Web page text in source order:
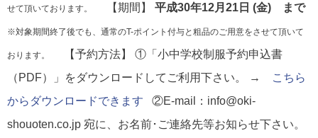
せて頂いております。 【期間】 平成30年12月21日 (金) まで
※対象期間終了後でも、通常のT-ポイント付与と粗品のご用意をさせて頂いて
おります。
【予約方法】 ①「小中学校制服予約申込書
（PDF）」をダウンロードしてご利用下さい。 →
こちら
からダウンロードできます ②E-mail：info@oki-
shouoten.co.jp 宛に、お名前･ご連絡先等お知らせ下さい。